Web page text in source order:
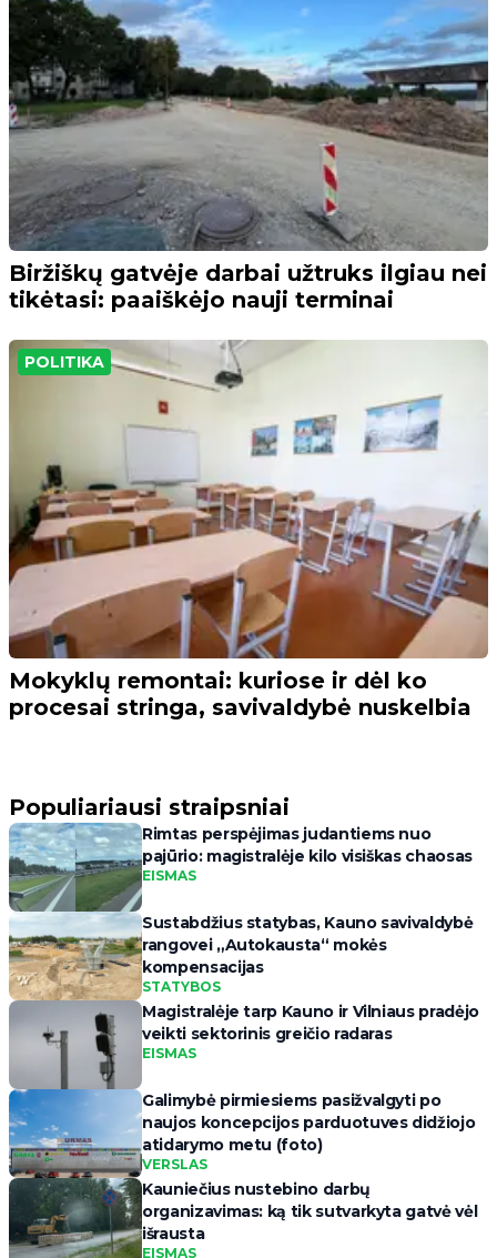
Biržiškų gatvėje darbai užtruks ilgiau nei
tikėtasi: paaiškėjo nauji terminai
POLITIKA
Mokyklų remontai: kuriose ir dėl ko
procesai stringa, savivaldybė nuskelbia
Populiariausi straipsniai
Rimtas perspėjimas judantiems nuo
pajūrio: magistralėje kilo visiškas chaosas
EISMAS
Sustabdžius statybas, Kauno savivaldybė
rangovei „Autokausta“ mokės
kompensacijas
STATYBOS
Magistralėje tarp Kauno ir Vilniaus pradėjo
veikti sektorinis greičio radaras
EISMAS
Galimybė pirmiesiems pasižvalgyti po
naujos koncepcijos parduotuves didžiojo
atidarymo metu (foto)
VERSLAS
Kauniečius nustebino darbų
organizavimas: ką tik sutvarkyta gatvė vėl
išrausta
EISMAS